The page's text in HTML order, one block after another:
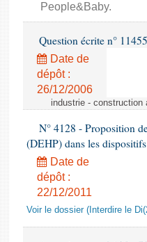
People&Baby.
Question écrite n°
Date de
dépôt :
26/12/2006
industrie - construction
N° 4128 - Proposition
(DEHP) dans les
Date de
dépôt :
22/12/2011
Voir le dossier (Interdire le